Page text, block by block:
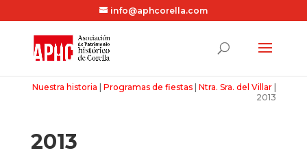
info@aphcorella.com
Nuestra historia |Programas de fiestas |Ntra. Sra. del Villar
2013
2013